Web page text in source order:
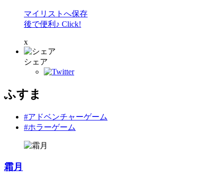
マイリストへ保存
後で便利♪ Click!
x
シェア
ふすま
#アドベンチャーゲーム
#ホラーゲーム
霜月